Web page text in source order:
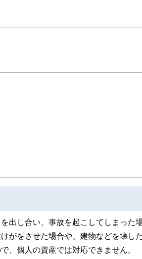
響を与えるかという視点で、お金の知識がない方
ています。
取引士、相続診断士、住宅ローンアドバイザー、
タントなど150名以上の有資格者を執筆者・監修者
します。
出し合い、事故を起こしてしまった
がをさせた場合や、建物などを壊し
、個人の資産では対応できません。